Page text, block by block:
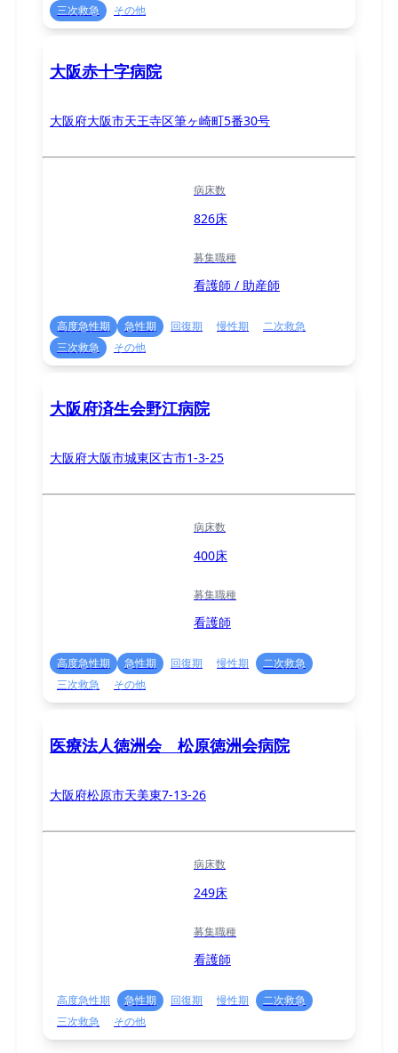
三次救急
その他
大阪赤十字病院
大阪府大阪市天王寺区筆ヶ崎町5番30号
病床数
826床
募集職種
看護師 / 助産師
高度急性期 急性期 回復期 慢性期
二次救急
三次救急
その他
大阪府済生会野江病院
大阪府大阪市城東区古市1-3-25
病床数
400床
募集職種
看護師
高度急性期 急性期 回復期 慢性期
二次救急
三次救急
その他
医療法人徳洲会 松原徳洲会病院
大阪府松原市天美東7-13-26
病床数
249床
募集職種
看護師
高度急性期 急性期 回復期 慢性期
二次救急
三次救急
その他